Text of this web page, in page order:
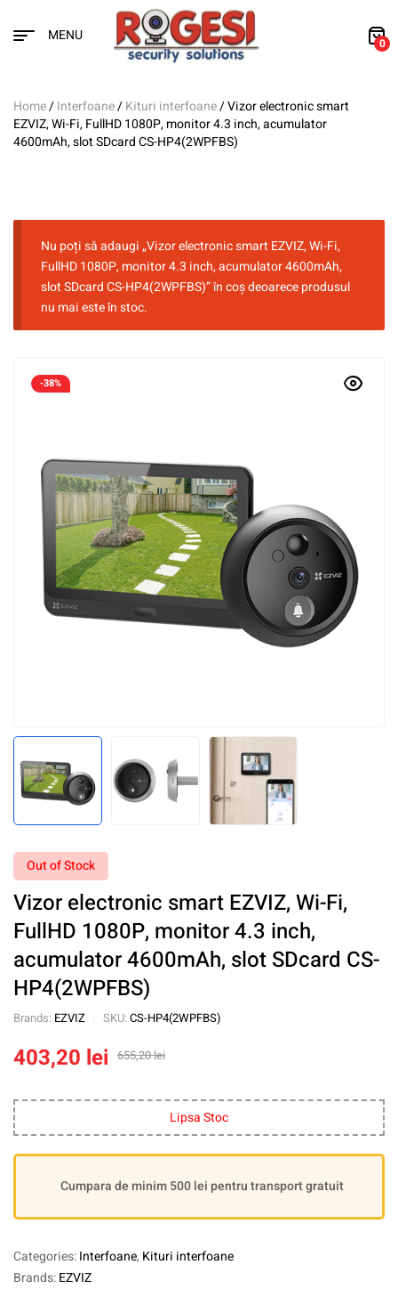
MENU 0
Home/Interfoane/Kituri interfoane/ Vizor electronic smart
EZVIZ, Wi-Fi, FullHD 1080P, monitor 4.3 inch, acumulator
4600mAh, slot SDcard CS-HP4(2WPFBS)
Nu poți să adaugi „Vizor electronic smart EZVIZ, Wi-Fi,
FullHD 1080P, monitor 4.3 inch, acumulator 4600mAh,
slot SDcard CS-HP4(2WPFBS)” în coș deoarece produsul
nu mai este în stoc.
-38%
Out of Stock
Vizor electronic smart EZVIZ, Wi-Fi,
FullHD 1080P, monitor 4.3 inch,
acumulator 4600mAh, slot SDcard CS-
HP4(2WPFBS)
Brands: EZVIZ SKU: CS-HP4(2WPFBS)
655,20lei
403,20 lei
Lipsa Stoc
Cumpara de minim 500 lei pentru transport gratuit
Categories:Interfoane, Kituri interfoane
Brands:EZVIZ